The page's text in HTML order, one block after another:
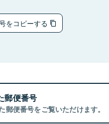
をコピーする
郵便番号
郵便番号をご覧いただけます。